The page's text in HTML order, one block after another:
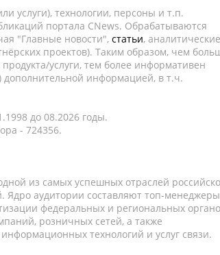
услуги), технологии, персоны и т.п.
портала CNews. Обрабатываются
"Главные новости", статьи, аналитические
проектов). Таким образом, чем
услуги, тем более информативен
информацией, в т.ч.
до 08.2026 годы.
- 724356.
из самых успешных отраслей
Ядро аудитории составляют топ-
федеральных и региональных
розничных сетей, а также
технологий и услуг связи.